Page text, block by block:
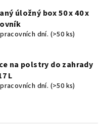
úložný box 50 x 40 x
dní. (>50 ks)
na polstry do zahrady
L
dní. (>50 ks)